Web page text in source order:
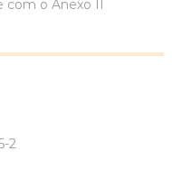
com o Anexo II
2